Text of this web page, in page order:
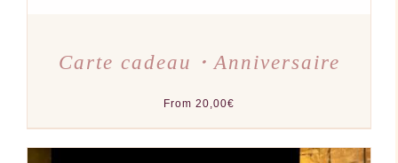
Carte cadeau・Anniversaire
From 20,00€